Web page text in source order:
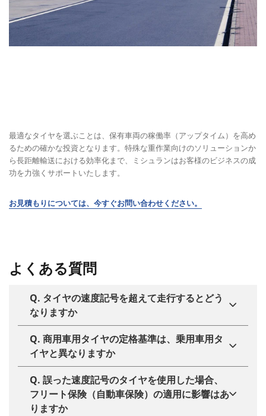
最適なタイヤを選ぶことは、保有車両の稼働率（アップタイム）を高め
るための確かな投資となります。特殊な重作業向けのソリューションか
ら長距離輸送における効率化まで、ミシュランはお客様のビジネスの成
功を力強くサポートいたします。
お見積もりについては、今すぐお問い合わせください。
よくある質問
Q. タイヤの速度記号を超えて走行するとどう
なりますか
Q. 商用車用タイヤの定格基準は、乗用車用タ
イヤと異なりますか
Q. 誤った速度記号のタイヤを使用した場合、
フリート保険（自動車保険）の適用に影響はあ
りますか